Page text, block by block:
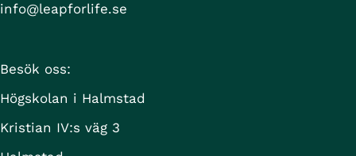
info@leapforlife.se
Besök oss:
Högskolan i Halmstad
Kristian IV:s väg 3